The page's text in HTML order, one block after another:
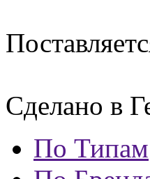
Сделано в
По Типам